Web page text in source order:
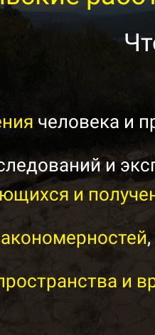
человека и
и
и
и